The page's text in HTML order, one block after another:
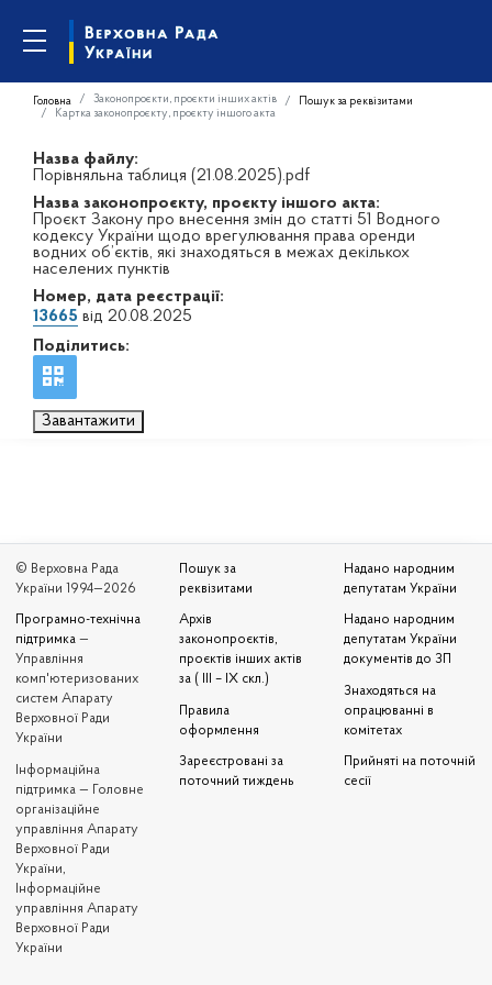
Головна Законопроєкти, проєкти інших актів
Пошук за реквізитами
Картка законопроєкту, проєкту іншого акта
Назва файлу:
Порівняльна таблиця (21.08.2025).pdf
Назва законопроєкту, проєкту іншого акта:
Проєкт Закону про внесення змін до статті 51 Водного
кодексу України щодо врегулювання права оренди
водних об’єктів, які знаходяться в межах декількох
населених пунктів
Номер, дата реєстрації:
13665 від 20.08.2025
Поділитись:
Завантажити
© Верховна Рада
України 1994—2026
Програмно-технічна
підтримка —
Управління
комп'ютеризованих
систем Апарату
Верховної Ради
України
Iнформаційна
підтримка — Головне
організаційне
управління Апарату
Верховної Ради
України,
Інформаційне
управління Апарату
Верховної Ради
України
Пошук за
реквізитами
Архів
законопроєктів,
проєктів інших актів
за ( III – IX скл.)
Правила
оформлення
Зареєстровані за
поточний тиждень
Надано народним
депутатам України
Надано народним
депутатам України
документів до ЗП
Знаходяться на
опрацюванні в
комітетах
Прийняті на поточній
сесії